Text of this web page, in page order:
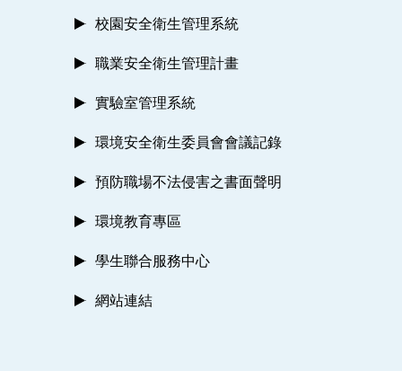
校園安全衛生管理系統
職業安全衛生管理計畫
實驗室管理系統
環境安全衛生委員會會議記錄
預防職場不法侵害之書面聲明
環境教育專區
學生聯合服務中心
網站連結